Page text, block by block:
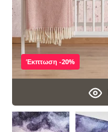
Έκπτωση -20%